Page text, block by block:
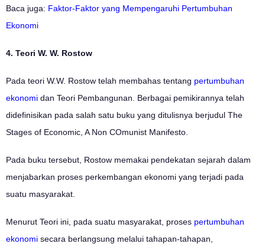
Baca juga: Faktor-Faktor yang Mempengaruhi Pertumbuhan
Ekonomi
4. Teori W. W. Rostow
Pada teori W.W. Rostow telah membahas tentang pertumbuhan
ekonomi dan Teori Pembangunan. Berbagai pemikirannya telah
didefinisikan pada salah satu buku yang ditulisnya berjudul The
Stages of Economic, A Non COmunist Manifesto.
Pada buku tersebut, Rostow memakai pendekatan sejarah dalam
menjabarkan proses perkembangan ekonomi yang terjadi pada
suatu masyarakat.
Menurut Teori ini, pada suatu masyarakat, proses pertumbuhan
ekonomi secara berlangsung melalui tahapan-tahapan,